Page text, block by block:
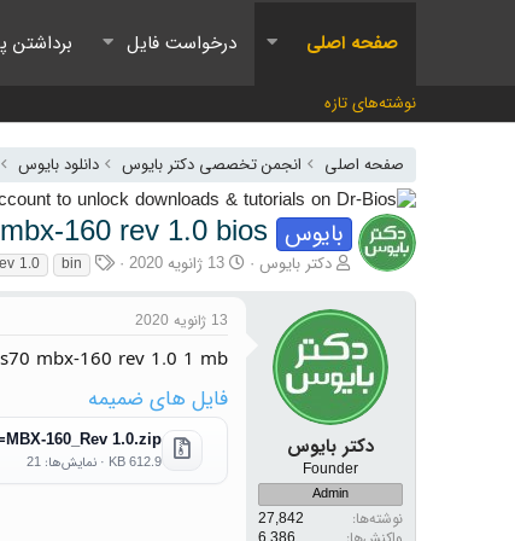
صفحه اصلی درخواست فایل برداشتن
نوشته‌های تازه
صفحه اصلی انجمن تخصصی دکتر بایوس دانلود بایوس
بایوس 160 rev 1.0 bios
آغازگر گفتمان
دکتر بایوس تاریخ شروع
13 ژانویه 2020 برچسب‌ها
bin
1.0
دکتر بایوس
Founder
Admin
نوشته‌ها
27,842
13 ژانویه 2020
mbx-160 rev 1.0 1 mb
فایل های ضمیمه
160_Rev 1.0.zip
612.9 KB · نمایش‌ها: 21